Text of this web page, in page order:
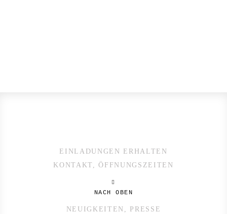
EINLADUNGEN ERHALTEN
KONTAKT, ÖFFNUNGSZEITEN
NEUIGKEITEN, PRESSE
NACH OBEN